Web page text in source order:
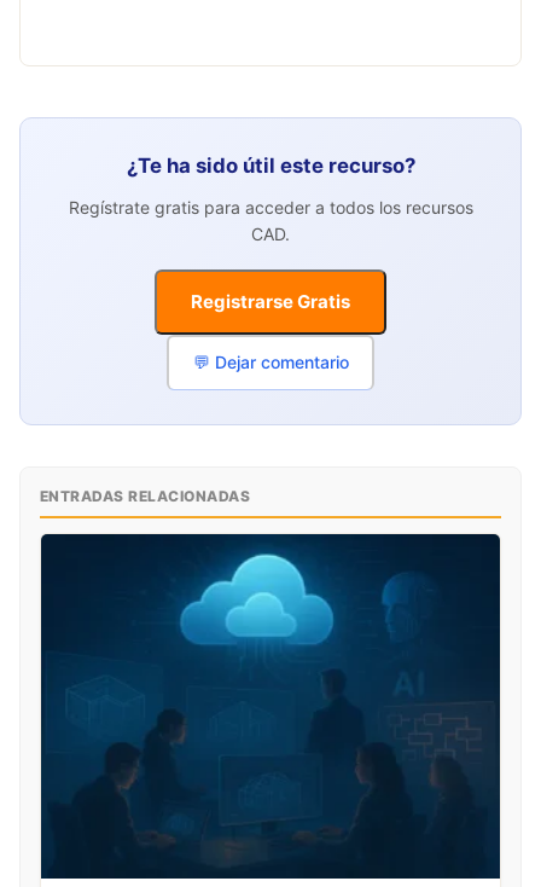
¿Te ha sido útil este recurso?
Regístrate gratis para acceder a todos los recursos
CAD.
Registrarse Gratis
💬 Dejar comentario
ENTRADAS RELACIONADAS